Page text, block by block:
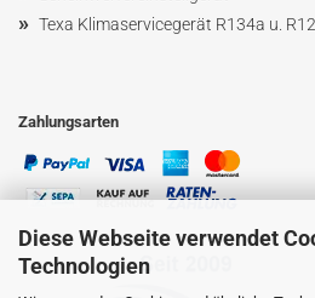
Diese Webseite verwendet
Technologien
» Texa Klimaservicegerät R134a u.
Zahlungsarten